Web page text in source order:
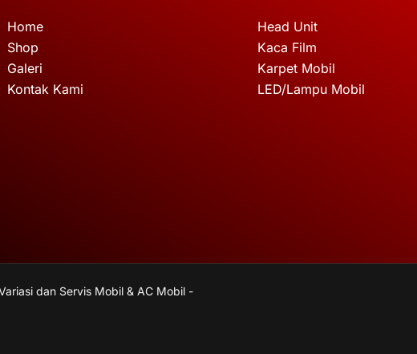
Home
Shop
Galeri
Kontak Kami
Head Unit
Kaca Film
Karpet Mobil
LED/Lampu Mobil
dan Servis Mobil & AC Mobil -